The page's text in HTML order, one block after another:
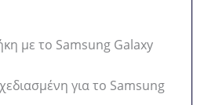
με το Samsung Galaxy
για το Samsung